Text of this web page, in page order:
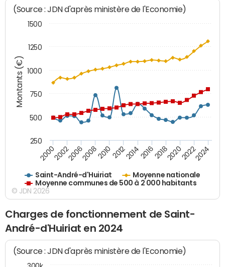
Montants (€)
(Source : JDN d'après ministère de l'Economie)
Saint-André-d'Huiriat
Moyenne nationale
Moyenne communes de 500 à 2 000 habitants
200020022006200820102012201420162018202020222024
250
500
750
1000
1250
1500
© JDN 2026
Charges de fonctionnement de Saint-
André-d'Huiriat en 2024
(Source : JDN d'après ministère de l'Economie)